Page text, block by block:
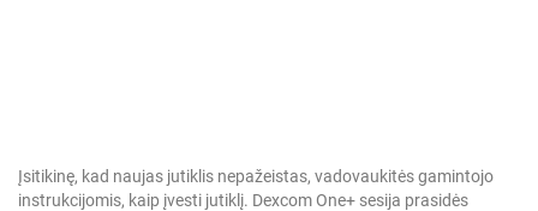
Įsitikinę, kad naujas jutiklis nepažeistas, vadovaukitės gamintojo
instrukcijomis, kaip įvesti jutiklį. Dexcom One+ sesija prasidės